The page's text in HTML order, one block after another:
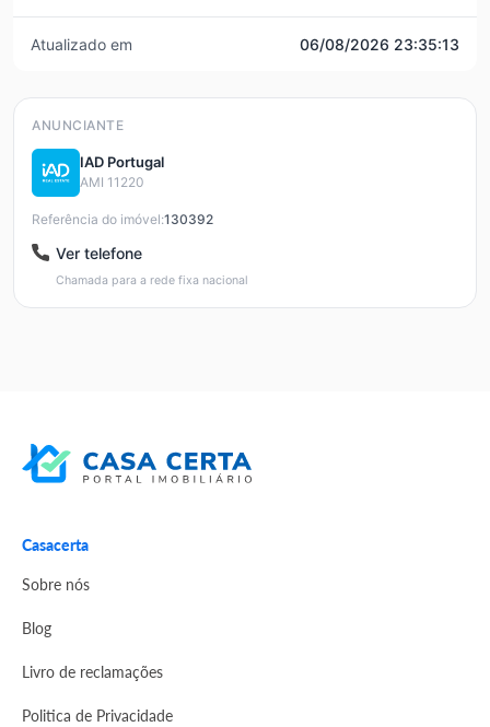
Atualizado em 06/08/2026 23:35:13
ANUNCIANTE
IAD Portugal
AMI 11220
Referência do imóvel:130392
Ver telefone
Chamada para a rede fixa nacional
Casacerta
Sobre nós
Blog
Livro de reclamações
Politica de Privacidade